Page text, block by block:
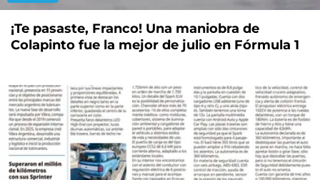
¡Te pasaste, Franco! Una maniobra de
Colapinto fue la mejor de julio en Fórmula 1